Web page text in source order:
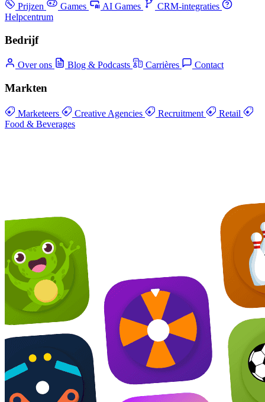
Prijzen Games AI Games
CRM-integraties
Helpcentrum
Bedrijf
Over ons Blog & Podcasts Carrières Contact
Markten
Marketeers Creative Agencies Recruitment
Retail
Food & Beverages